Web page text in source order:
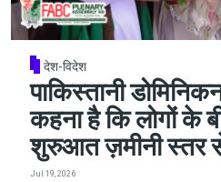
देश-विदेश
पाकिस्तानी
कहना है कि लोगों के
शुरुआत ज़मीनी स्तर से
Jul 19, 2026